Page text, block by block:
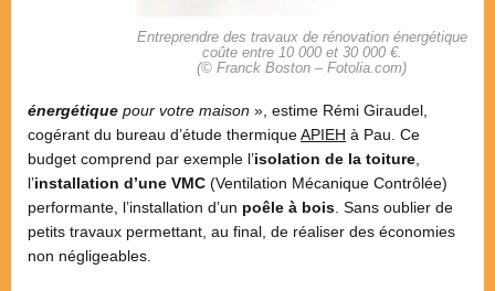
Entreprendre des travaux de rénovation énergétique
coûte entre 10 000 et 30 000 €.
(© Franck Boston – Fotolia.com)
énergétique pour votre maison », estime Rémi Giraudel,
cogérant du bureau d’étude thermiqueAPIEH à Pau. Ce
budget comprend par exemple l’isolation de la toiture,
l’installation d’une VMC (Ventilation Mécanique Contrôlée)
performante, l’installation d’un poêle à bois. Sans oublier de
petits travaux permettant, au final, de réaliser des économies
non négligeables.